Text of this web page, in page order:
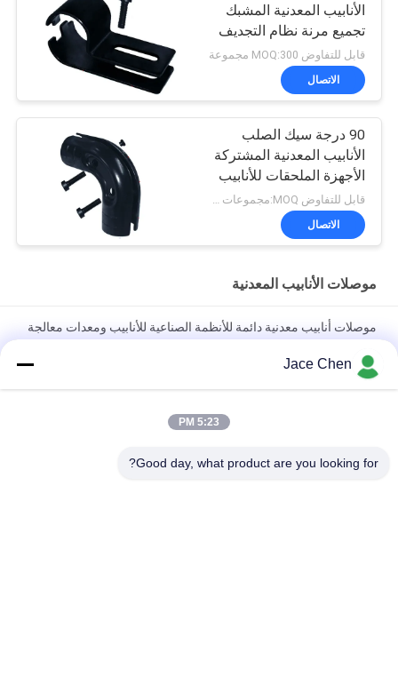
الأنابيب المعدنية المشبك
تجميع مرنة نظام التجديف
قابل للتفاوض MOQ:300 مجموعة
الاتصال
90 درجة سيك الصلب
الأنابيب المعدنية المشتركة
الأجهزة الملحقات للأنابيب
العجاف
قابل للتفاوض MOQ:مجموعات 500
الاتصال
موصلات الأنابيب المعدنية
موصلات أنابيب معدنية دائمة للأنظمة الصناعية للأنابيب ومعدات معالجة
موصلات ومفاصل الأنابيب المعدنية شديدة التحمل ذات الأسطح
الكهرباء الوقائية ومعالجات السطح المصفوفة بالنيكل الزنك الكروم
Jace Chen
5:23 PM
Good day, what product are you looking for?